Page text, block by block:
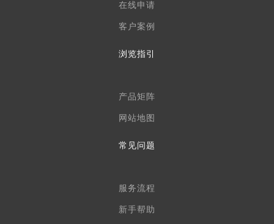
在线申请
客户案例
浏览指引
产品矩阵
网站地图
常见问题
服务流程
新手帮助